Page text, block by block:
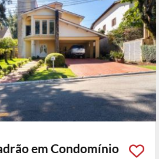
em Condomínio